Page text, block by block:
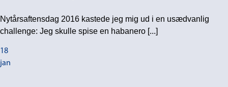
Nytårsaftensdag 2016 kastede jeg mig ud i en usædvanlig
challenge: Jeg skulle spise en habanero [...]
18
jan